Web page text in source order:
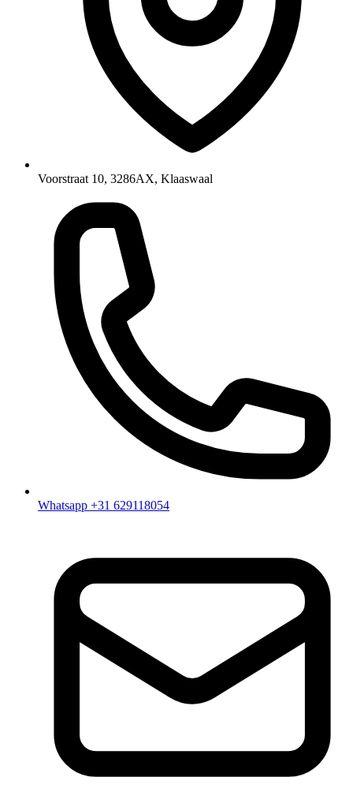
Voorstraat 10, 3286AX, Klaaswaal
Whatsapp +31 629118054